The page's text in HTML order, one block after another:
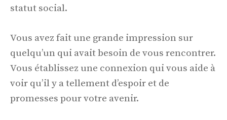
statut social.
Vous avez fait une grande impression sur
quelqu’un qui avait besoin de vous rencontrer.
Vous établissez une connexion qui vous aide à
voir qu’il y a tellement d’espoir et de
promesses pour votre avenir.